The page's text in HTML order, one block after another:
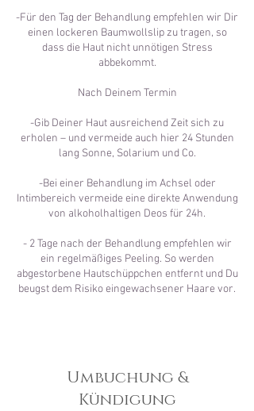
-Für den Tag der Behandlung empfehlen wir Dir
einen lockeren Baumwollslip zu tragen, so
dass die Haut nicht unnötigen Stress
abbekommt.
Nach Deinem Termin
-Gib Deiner Haut ausreichend Zeit sich zu
erholen – und vermeide auch hier 24 Stunden
lang Sonne, Solarium und Co.
-Bei einer Behandlung im Achsel oder
Intimbereich vermeide eine direkte Anwendung
von alkoholhaltigen Deos für 24h.
- 2 Tage nach der Behandlung empfehlen wir
ein regelmäßiges Peeling. So werden
abgestorbene Hautschüppchen entfernt und Du
beugst dem Risiko eingewachsener Haare vor.
Umbuchung &
Kündigung